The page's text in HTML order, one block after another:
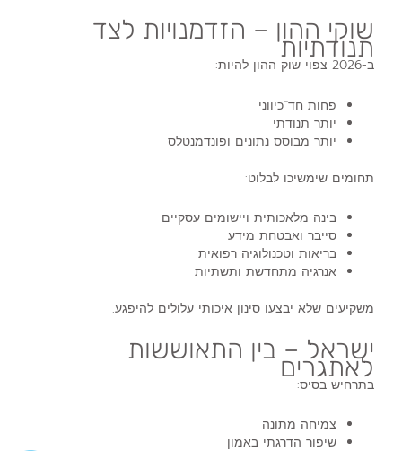
שוקי ההון – הזדמנויות לצד
תנודתיות
ב-2026 צפוי שוק ההון להיות:
פחות חד־כיווני
יותר תנודתי
יותר מבוסס נתונים ופונדמנטלס
תחומים שימשיכו לבלוט:
בינה מלאכותית ויישומים עסקיים
סייבר ואבטחת מידע
בריאות וטכנולוגיה רפואית
אנרגיה מתחדשת ותשתיות
משקיעים שלא יבצעו סינון איכותי עלולים להיפגע.
ישראל – בין התאוששות
לאתגרים
בתרחיש בסיס:
צמיחה מתונה
שיפור הדרגתי באמון